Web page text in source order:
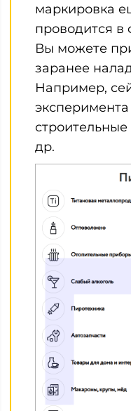
маркировка
проводится в
Вы можете
заранее
Например,
эксперимента
др.